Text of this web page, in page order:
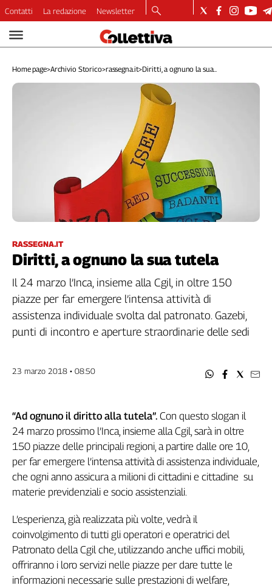
Video
Dirette
Longform
Internazionale
Categorie
Filcams
Filctem
Fillea
Flai
Nidil
Slc
Spi
Inca
G8
di
il
sangue
Contatti La redazione Newsletter
Home page>Archivio Storico>rassegna.it>Diritti, a ognuno la sua...
RASSEGNA.IT
Diritti, a ognuno la sua tutela
Il 24 marzo l’Inca, insieme alla Cgil, in oltre 150
piazze per far emergere l’intensa attività di
assistenza individuale svolta dal patronato. Gazebi,
punti di incontro e aperture straordinarie delle sedi
23 marzo 2018 • 08:50
“Ad ognuno il diritto alla tutela”. Con questo slogan il
24 marzo prossimo l’Inca, insieme alla Cgil, sarà in oltre
150 piazze delle principali regioni, a partire dalle ore 10,
per far emergere l’intensa attività di assistenza individuale,
che ogni anno assicura a milioni di cittadini e cittadine su
materie previdenziali e socio assistenziali.
L’esperienza, già realizzata più volte, vedrà il
coinvolgimento di tutti gli operatori e operatrici del
Patronato della Cgil che, utilizzando anche uffici mobili,
offriranno i loro servizi nelle piazze per dare tutte le
informazioni necessarie sulle prestazioni di welfare,